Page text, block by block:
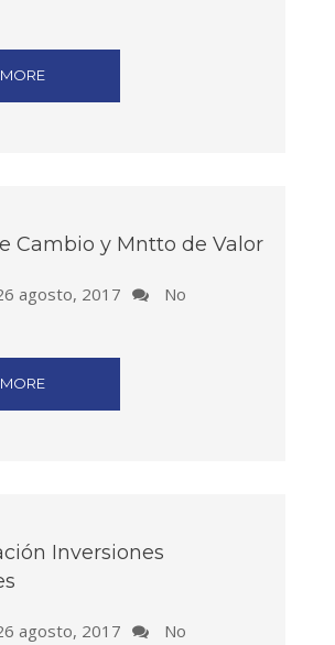
Cambio y Mntto de Valor
agosto, 2017
No
Inversiones
agosto, 2017
No